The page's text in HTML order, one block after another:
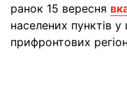
ранок 15 вересня
населених пунктів
прифронтових